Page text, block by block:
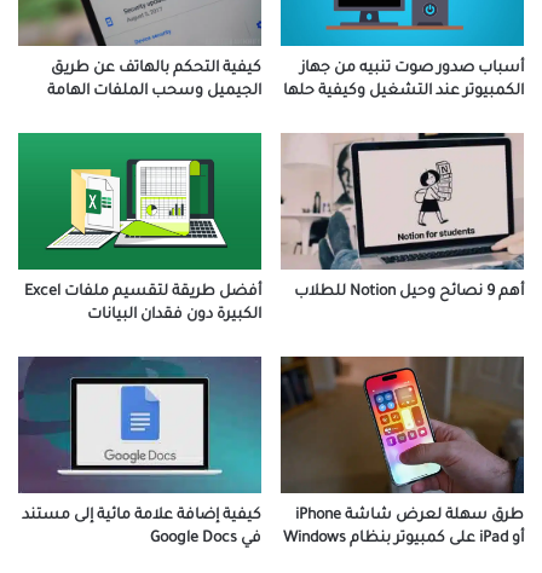
أسباب صدور صوت تنبيه من جهاز
الكمبيوتر عند التشغيل وكيفية حلها
كيفية التحكم بالهاتف عن طريق
الجيميل وسحب الملفات الهامة
أهم 9 نصائح وحيل Notion للطلاب
أفضل طريقة لتقسيم ملفات Excel
الكبيرة دون فقدان البيانات
طرق سهلة لعرض شاشة iPhone
أو iPad على كمبيوتر بنظام Windows
كيفية إضافة علامة مائية إلى مستند
في Google Docs